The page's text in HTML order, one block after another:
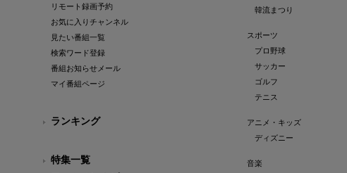
リモート録画予約
お気に入りチャンネル
見たい番組一覧
検索ワード登録
番組お知らせメール
マイ番組ページ
ランキング
特集一覧
韓流まつり
スポーツ
プロ野球
サッカー
ゴルフ
テニス
アニメ・キッズ
ディズニー
音楽